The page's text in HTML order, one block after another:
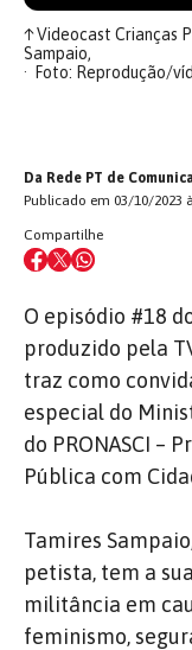
↑Videocast Crianças
Sampaio,
Foto: Reprodução/
Da Rede PT de
Publicado em 03/10/2023
Compartilhe
O episódio #18
produzido pela
traz como
especial do
do PRONASCI –
Pública com
Tamires
petista, tem a
militância em
feminismo,